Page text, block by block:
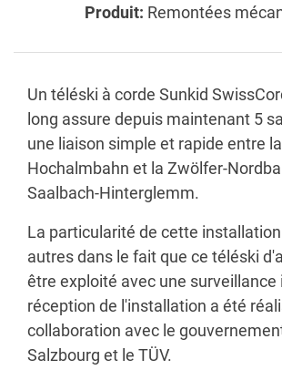
Produit: Remontées
Un téléski à corde Sunkid
long assure depuis maintenant 5
une liaison simple et rapide entre la
Hochalmbahn et la Zwölfer-
Saalbach-Hinterglemm.
La particularité de cette
autres dans le fait que ce téléski
être exploité avec une surveillance
réception de l'installation a été
collaboration avec le
Salzbourg et le TÜV.